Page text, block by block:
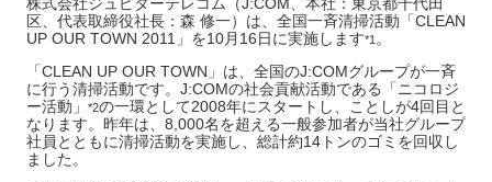
区、代表取締役社長：森 修一）は、全国一斉清掃活動「CLEAN
UP OUR TOWN 2011」を10月16日に実施します*1 。
「CLEAN UP OUR TOWN」は、全国のJ:COMグループが一斉
に行う清掃活動です。J:COMの社会貢献活動である「ニコロジ
ー活動」
*2の一環として2008年にスタートし、ことしが4回目と
なります。昨年は、8,000名を超える一般参加者が当社グループ
社員とともに清掃活動を実施し、総計約14トンのゴミを回収し
ました。